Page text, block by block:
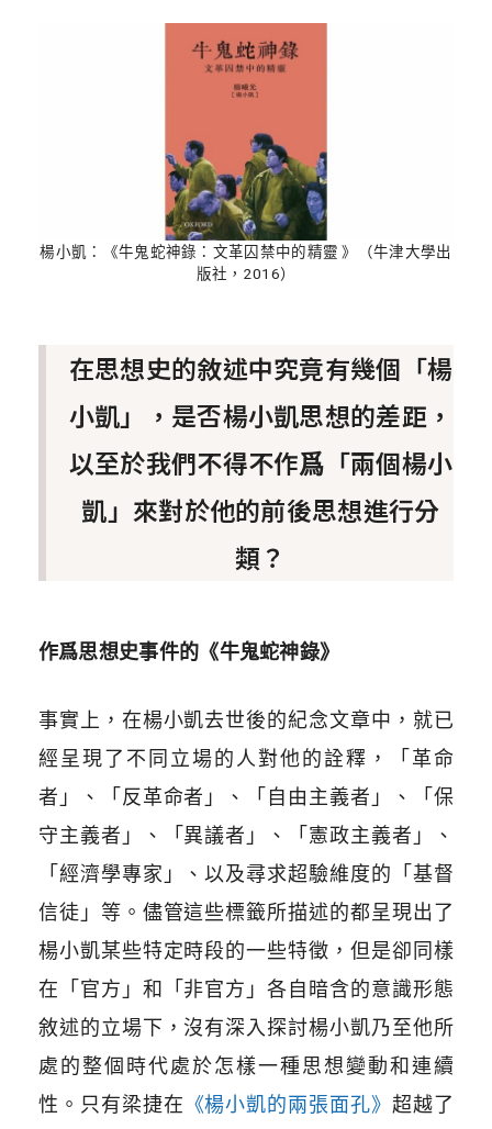
楊小凱：《牛鬼蛇神錄：文革囚禁中的精靈 》（牛津大學出
版社，2016）
在思想史的敘述中究竟有幾個「楊
小凱」，是否楊小凱思想的差距，
以至於我們不得不作爲「兩個楊小
凱」來對於他的前後思想進行分
類？
作爲思想史事件的《牛鬼蛇神錄》
事實上，在楊小凱去世後的紀念文章中，就已
經呈現了不同立場的人對他的詮釋，「革命
者」、「反革命者」、「自由主義者」、「保
守主義者」、「異議者」、「憲政主義者」、
「經濟學專家」、以及尋求超驗維度的「基督
信徒」等。儘管這些標籤所描述的都呈現出了
楊小凱某些特定時段的一些特徵，但是卻同樣
在「官方」和「非官方」各自暗含的意識形態
敘述的立場下，沒有深入探討楊小凱乃至他所
處的整個時代處於怎樣一種思想變動和連續
性。 只有梁捷在 《楊小凱的兩張面孔》 超越了